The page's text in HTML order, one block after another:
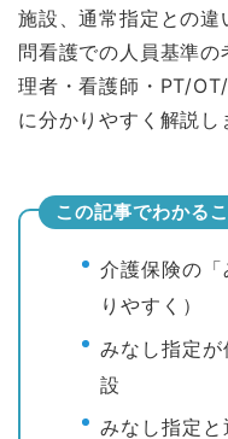
施設、通常指定との
問看護での人員基準
理者・看護師・PT/
に分かりやすく解説し
この記事でわかる
介護保険の
りやすく）
みなし指定
設
みなし指定